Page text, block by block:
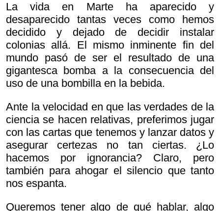
La vida en Marte ha aparecido y
desaparecido tantas veces como hemos
decidido y dejado de decidir instalar
colonias allá. El mismo inminente fin del
mundo pasó de ser el resultado de una
gigantesca bomba a la consecuencia del
uso de una bombilla en la bebida.
Ante la velocidad en que las verdades de la
ciencia se hacen relativas, preferimos jugar
con las cartas que tenemos y lanzar datos y
asegurar certezas no tan ciertas. ¿Lo
hacemos por ignorancia? Claro, pero
también para ahogar el silencio que tanto
nos espanta.
Queremos tener algo de qué hablar, algo